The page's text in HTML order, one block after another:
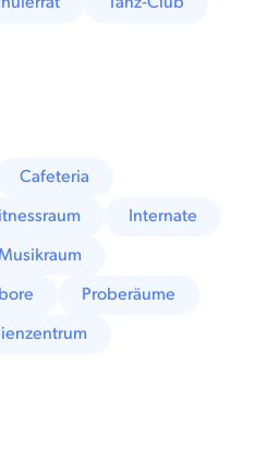
Cafeteria
Internate
Proberäume